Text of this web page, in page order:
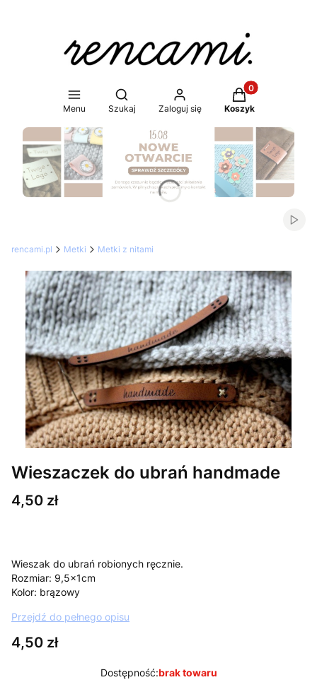
Menu
Otwórz wyszukiwarkę
Szukaj Zaloguj się
Produkty w
Koszyk
Naciśnij Enter lub spację, aby otworzyć stronę.
rencami.pl Metki Metki z nitami
Wieszaczek do ubrań handmade
Cena
4,50 zł
Wieszak do ubrań robionych ręcznie.
Rozmiar: 9,5x1cm
Kolor: brązowy
Przejdź do pełnego opisu
Cena
4,50 zł
Dostępność:brak towaru